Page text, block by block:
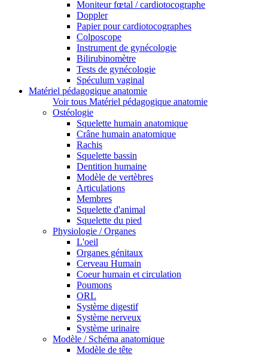
Moniteur fœtal / cardiotocographe
Doppler
Papier pour cardiotocographes
Colposcope
Instrument de gynécologie
Bilirubinomètre
Tests de gynécologie
Spéculum vaginal
Matériel pédagogique anatomie
Voir tous Matériel pédagogique anatomie
Ostéologie
Squelette humain anatomique
Crâne humain anatomique
Rachis
Squelette bassin
Dentition humaine
Modèle de vertèbres
Articulations
Membres
Squelette d'animal
Squelette du pied
Physiologie / Organes
L'oeil
Organes génitaux
Cerveau Humain
Coeur humain et circulation
Poumons
ORL
Système digestif
Système nerveux
Système urinaire
Modèle / Schéma anatomique
Modèle de tête